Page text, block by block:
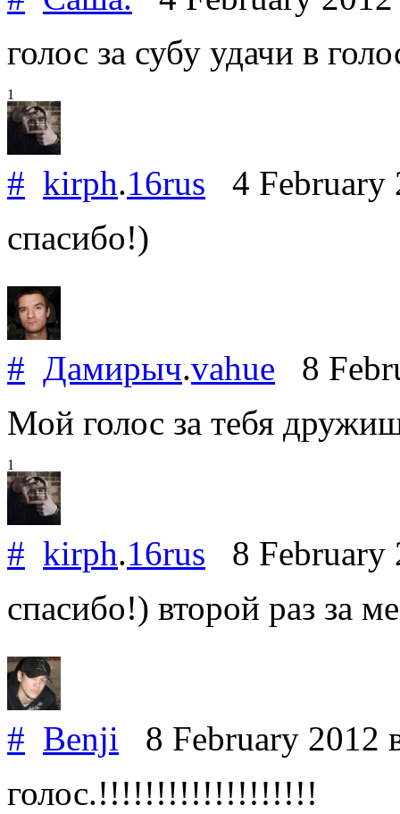
голос за субу удачи в
1
# kirph.16rus 4 February
спасибо!)
# Дамирыч.vahue 8
Мой голос за тебя
1
# kirph.16rus 8 February
спасибо!) второй раз за
# Benji 8 February 2012
голос.!!!!!!!!!!!!!!!!!!!